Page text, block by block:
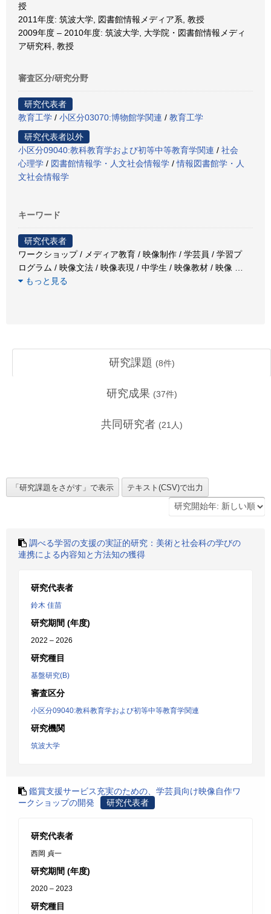
授
2011年度: 筑波大学, 図書館情報メディア系, 教授
2009年度 – 2010年度: 筑波大学, 大学院・図書館情報メディ
ア研究科, 教授
審査区分/研究分野
研究代表者
教育工学 / 小区分03070:博物館学関連 / 教育工学
研究代表者以外
小区分09040:教科教育学および初等中等教育学関連 / 社会
心理学 / 図書館情報学・人文社会情報学 /情報図書館学・人
文社会情報学
キーワード
研究代表者
ワークショップ / メディア教育 / 映像制作 / 学芸員 / 学習プ
ログラム / 映像文法 / 映像表現 / 中学生 / 映像教材 / 映像
もっと見る
研究課題 (8件)
研究成果 (37件)
共同研究者 (21 人)
調べる学習の支援の実証的研究：美術と社会科の学びの
連携による内容知と方法知の獲得
研究代表者
鈴木 佳苗
研究期間 (年度)
2022 – 2026
研究種目
基盤研究(B)
審査区分
小区分09040:教科教育学および初等中等教育学関連
研究機関
筑波大学
鑑賞支援サービス充実のための、学芸員向け映像自作ワ
ークショップの開発
研究代表者
研究代表者
西岡 貞一
研究期間 (年度)
2020 – 2023
研究種目